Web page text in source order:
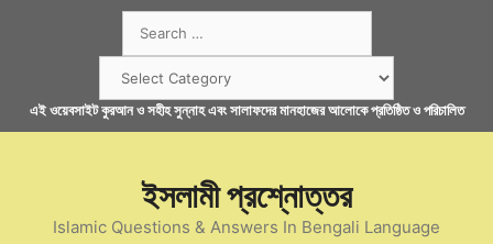
for:
এই ওয়েবসাইট কুরআন ও সহীহ সুন্নাহ এবং সালাফদের মানহাজের আলোকে প্রতিষ্ঠিত ও পরিচালিত
ইসলামী প্রশ্নোত্তর
Islamic Questions & Answers In Bengali Language